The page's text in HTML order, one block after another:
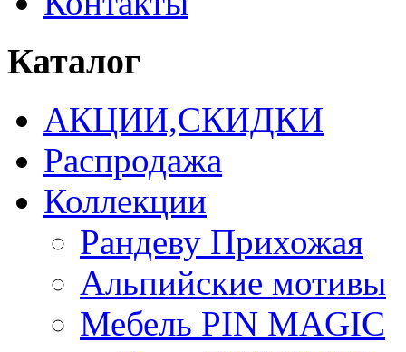
Каталог
АКЦИИ,СКИДКИ
Распродажа
Коллекции
Рандеву Прихожая
Альпийские мотивы
Мебель PIN MAGIС